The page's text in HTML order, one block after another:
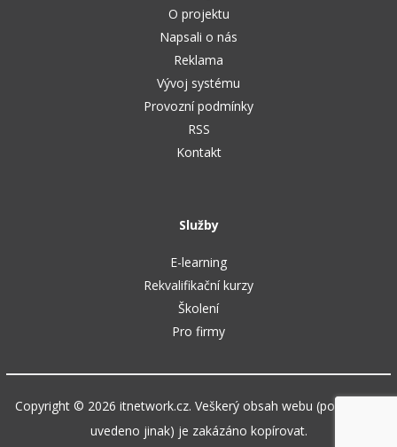
O projektu
Napsali o nás
Reklama
Vývoj systému
Provozní podmínky
RSS
Kontakt
Služby
E-learning
Rekvalifikační kurzy
Školení
Pro firmy
Copyright © 2026 itnetwork.cz. Veškerý obsah webu (pokud není
uvedeno jinak) je zakázáno kopírovat.